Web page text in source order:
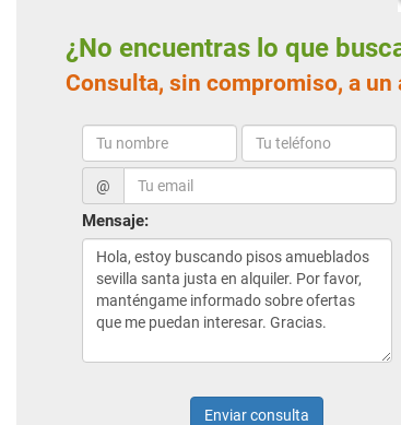
¿No encuentras lo que
Consulta, sin compromiso, a
@
Mensaje:
Enviar consulta